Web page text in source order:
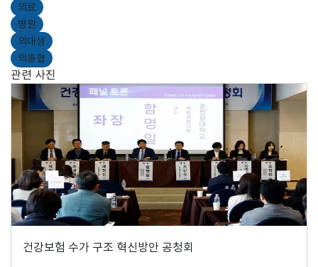
의료
병원
의대생
의총협
관련 사진
건강보험 수가 구조 혁신방안 공청회